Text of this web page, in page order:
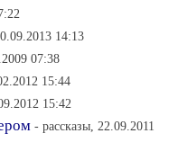
14:13
07:38
15:44
15:42
- рассказы, 22.09.2011